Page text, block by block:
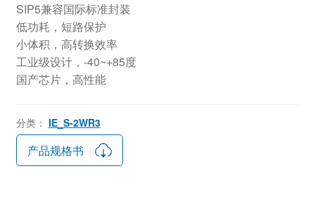
SIP5兼容国际标准封装
低功耗，短路保护
小体积，高转换效率
工业级设计，-40~+85度
国产芯片，高性能
分类： IE_S-2WR3
产品规格书